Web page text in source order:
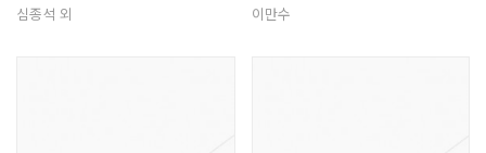
심종석 외 이만수